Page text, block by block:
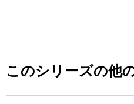
お知らせ
このシリーズの他